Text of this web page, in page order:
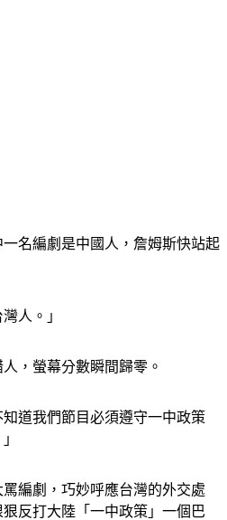
名編劇是中國人，詹姆斯快站起
人。」
，螢幕分數瞬間歸零。
道我們節目必須遵守一中政策
編劇，巧妙呼應台灣的外交處
反打大陸「一中政策」一個巴